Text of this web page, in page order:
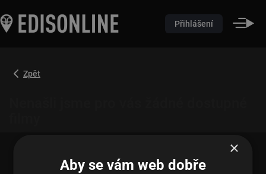
Přihlášení
Zpět
×
Aby se vám web dobře